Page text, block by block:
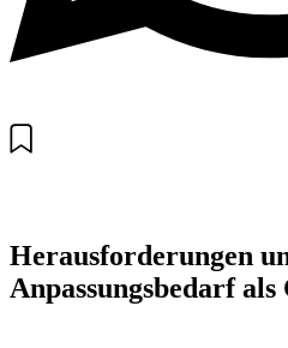
Herausforderungen
Anpassungsbedarf als